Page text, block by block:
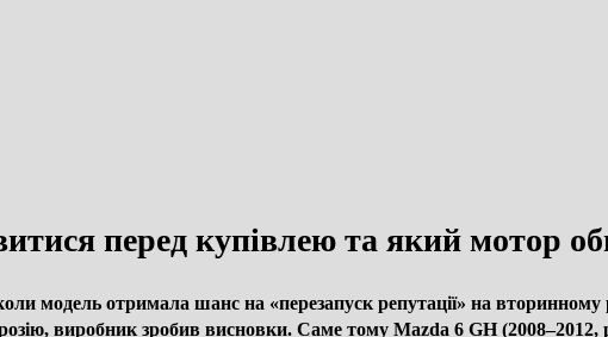
перед купівлею та який мотор
модель отримала шанс на «перезапуск репутації» на вторинному
виробник зробив висновки. Саме тому Mazda 6 GH (2008–2012,